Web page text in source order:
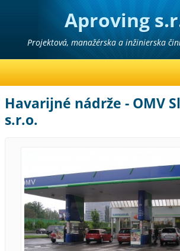
Aproving
Projektová, manažérska a inžinierska
Havarijné nádrže - OMV
s.r.o.